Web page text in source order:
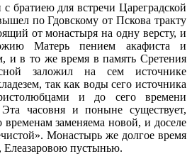
братиею для встречи Цареградской
по Гдовскому от Пскова тракту
от монастыря на одну версту, и
Матерь пением акафиста и
и в то же время в память Сретения
заложил на сем источнике
так как воды сего источника
и до сего времени
часовня и поныне существует,
временам заменяема новой, и доселе
Монастырь же долгое время
Елеазаровою пустынью.